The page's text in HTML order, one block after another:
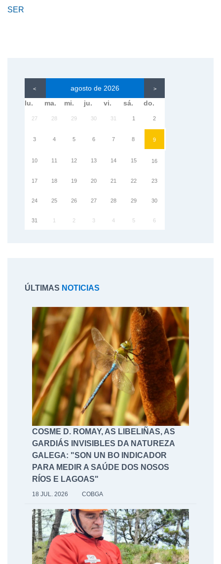
SER
< agosto de 2026 >
lu. ma. mi. ju. vi. sá. do.
27 28 29 30 31 1 2
3 4 5 6 7 8 9
10 11 12 13 14 15 16
17 18 19 20 21 22 23
24 25 26 27 28 29 30
31 1 2 3 4 5 6
ÚLTIMAS NOTICIAS
COSME D. ROMAY, AS LIBELIÑAS, AS
GARDIÁS INVISIBLES DA NATUREZA
GALEGA: "SON UN BO INDICADOR
PARA MEDIR A SAÚDE DOS NOSOS
RÍOS E LAGOAS"
18 JUL. 2026 COBGA